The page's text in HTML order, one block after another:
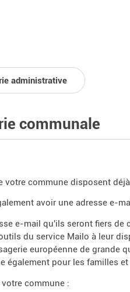
administrative
communale
votre commune disposent
avoir une adresse e-
e-mail qu'ils seront fiers
du service Mailo à leur
européenne de grande
également pour les familles
commune :